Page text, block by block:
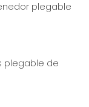
plegable
plegable de